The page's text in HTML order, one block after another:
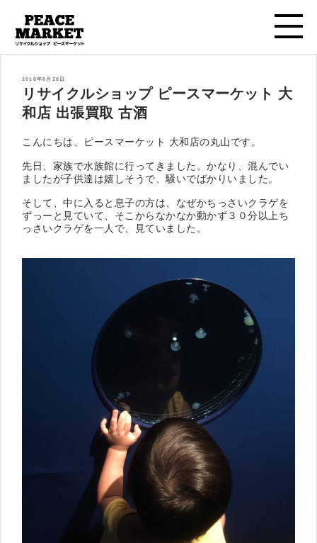
投
2018年8月28日
リサイクルショップ ピースマーケット 大
和店 出張買取 古酒
こんにちは、ピースマーケット 大和店の丸山です。
先日、家族で水族館に行ってきました。かなり、混んでい
ましたが子供達は嬉しそうで、騒いでばかりいました。
そして、中に入ると息子の方は、なぜかちっさいクラゲを
ずっーと見ていて、そこからなかなか動かず３０分以上ち
っさいクラゲを一人で、見ていました。